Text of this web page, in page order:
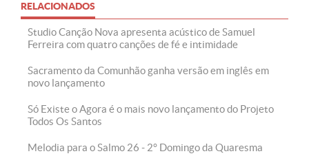
RELACIONADOS
Studio Canção Nova apresenta acústico de Samuel
Ferreira com quatro canções de fé e intimidade
Sacramento da Comunhão ganha versão em inglês em
novo lançamento
Só Existe o Agora é o mais novo lançamento do Projeto
Todos Os Santos
Melodia para o Salmo 26 - 2° Domingo da Quaresma